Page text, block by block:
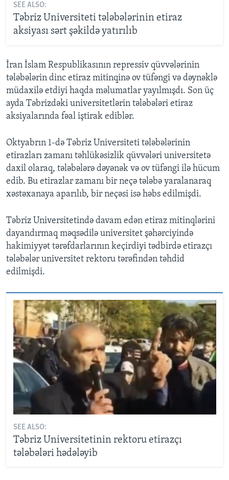
SEE ALSO:
Təbriz Universiteti tələbələrinin etiraz
aksiyası sərt şəkildə yatırılıb
İran İslam Respublikasının repressiv qüvvələrinin
tələbələrin dinc etiraz mitinqinə ov tüfəngi və dəynəklə
müdaxilə etdiyi haqda məlumatlar yayılmışdı. Son üç
ayda Təbrizdəki universitetlərin tələbələri etiraz
aksiyalarında fəal iştirak ediblər.
Oktyabrın 1-də Təbriz Universiteti tələbələrinin
etirazları zamanı təhlükəsizlik qüvvələri universitetə
daxil olaraq, tələbələrə dəyənək və ov tüfəngi ilə hücum
edib. Bu etirazlar zamanı bir neçə tələbə yaralanaraq
xəstəxanaya aparılıb, bir neçəsi isə həbs edilmişdi.
Təbriz Universitetində davam edən etiraz mitinqlərini
dayandırmaq məqsədilə universitet şəhərciyində
hakimiyyət tərəfdarlarının keçirdiyi tədbirdə etirazçı
tələbələr universitet rektoru tərəfindən təhdid
edilmişdi.
SEE ALSO:
Təbriz Universitetinin rektoru etirazçı
tələbələri hədələyib